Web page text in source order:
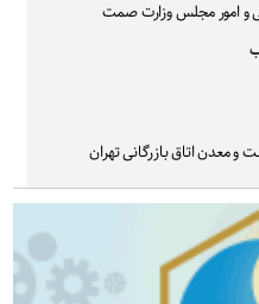
و امور مجلس وزارت صمت
اتاق بازرگانی تهران